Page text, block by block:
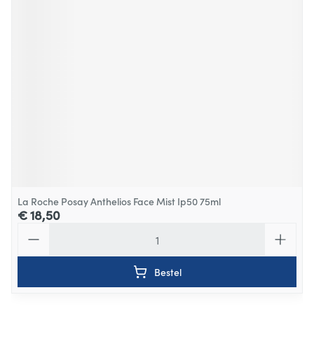
La Roche Posay Anthelios Face Mist Ip50 75ml
€ 18,50
Bestel